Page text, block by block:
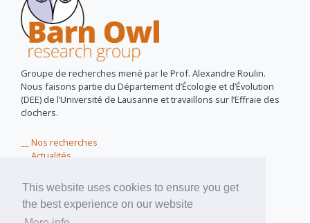
This website uses cookies to ensure you get
the best experience on our website
Groupe de recherches mené par le Prof. Alexandre Roulin.
Nous faisons partie du Département d’Écologie et d’Évolution
(DEE) de l’Université de Lausanne et travaillons sur l’Effraie des
clochers.
__ Nos recherches
__ Actualités
__ Près de chez vous
__ Matériel didactique
__ A propos de nous